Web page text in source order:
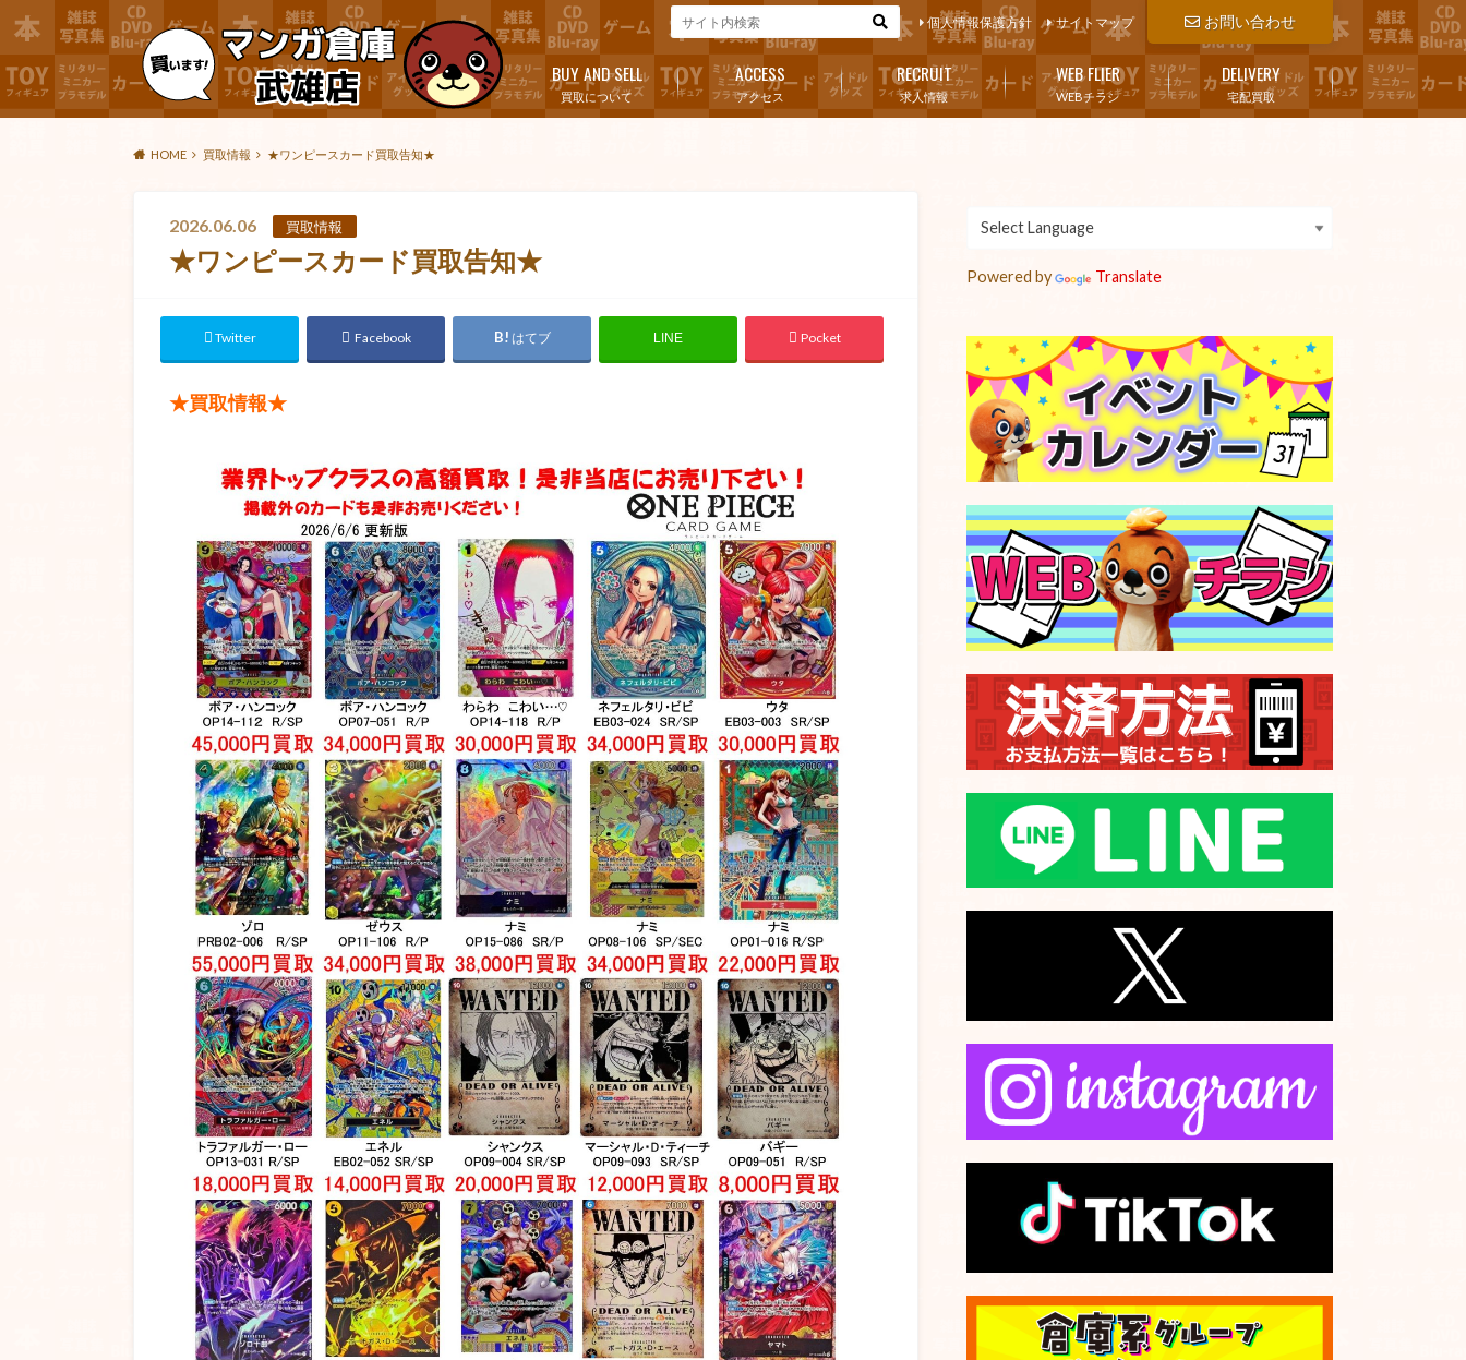
お問い合わせ
個人情報保護方針 サイトマップ
買取について
BUY AND SELL
アクセス
ACCESS
求人情報
RECRUIT
WEBチラシ
WEB FLIER
宅配買取
DELIVERY
HOME 買取情報 ★ワンピースカード買取告知★
2026.06.06 買取情報
★ワンピースカード買取告知★
Twitter Facebook はてブ LINE Pocket
★買取情報★
Powered by Translate